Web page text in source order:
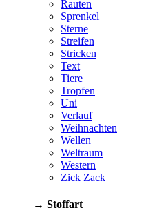
Rauten
Sprenkel
Sterne
Streifen
Stricken
Text
Tiere
Tropfen
Uni
Verlauf
Weihnachten
Wellen
Weltraum
Western
Zick Zack
→ Stoffart